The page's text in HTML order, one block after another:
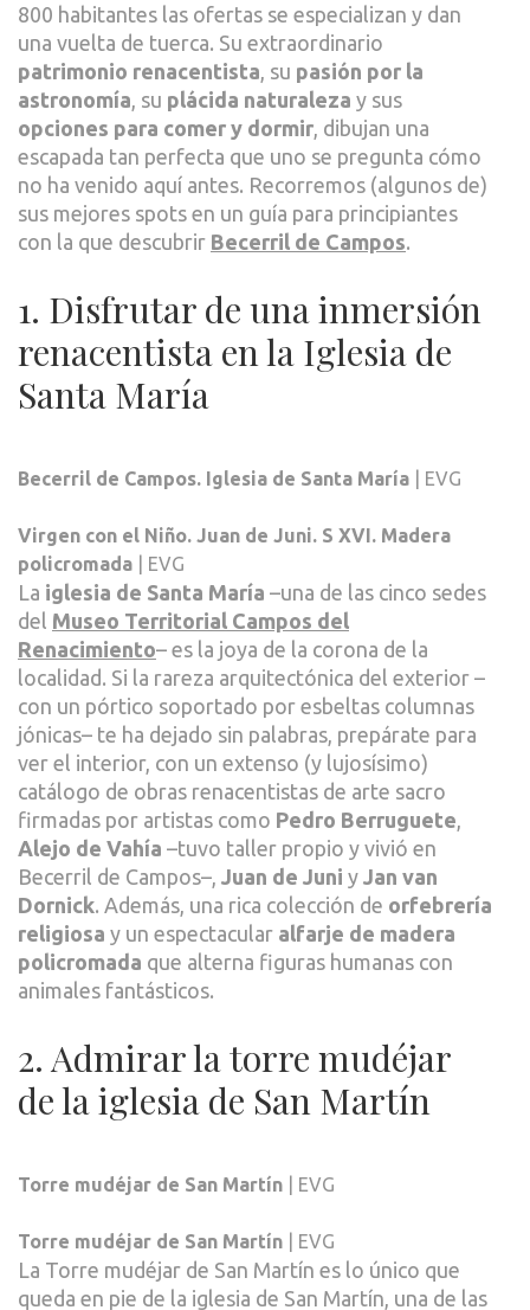
800 habitantes las ofertas se especializan y dan
una vuelta de tuerca. Su extraordinario
patrimonio renacentista , su pasión por la
astronomía , su plácida naturaleza y sus
opciones para comer y dormir , dibujan una
escapada tan perfecta que uno se pregunta cómo
no ha venido aquí antes. Recorremos (algunos de)
sus mejores spots en un guía para principiantes
con la que descubrir Becerril de Campos.
1. Disfrutar de una inmersión
renacentista en la Iglesia de
Santa María
Becerril de Campos. Iglesia de Santa María | EVG
Virgen con el Niño. Juan de Juni. S XVI. Madera
policromada | EVG
La iglesia de Santa María –una de las cinco sedes
del Museo Territorial Campos del
Renacimiento– es la joya de la corona de la
localidad. Si la rareza arquitectónica del exterior –
con un pórtico soportado por esbeltas columnas
jónicas– te ha dejado sin palabras, prepárate para
ver el interior, con un extenso (y lujosísimo)
catálogo de obras renacentistas de arte sacro
firmadas por artistas como Pedro Berruguete
Alejo de Vahía –tuvo taller propio y vivió en
Becerril de Campos–, Juan de Juni y Jan van
Dornick. Además, una rica colección de orfebrería
religiosa y un espectacular alfarje de madera
policromada que alterna figuras humanas con
animales fantásticos.
2. Admirar la torre mudéjar
de la iglesia de San Martín
Torre mudéjar de San Martín | EVG
Torre mudéjar de San Martín | EVG
La Torre mudéjar de San Martín es lo único que
queda en pie de la iglesia de San Martín, una de las